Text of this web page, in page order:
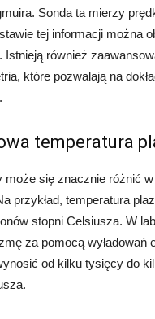
Sonda ta mierzy
tej informacji można
Istnieją również
które pozwalają na
temperatura
może się znacznie różnić
przykład, temperatura
stopni Celsiusza. W
za pomocą wyładowań
od kilku tysięcy do